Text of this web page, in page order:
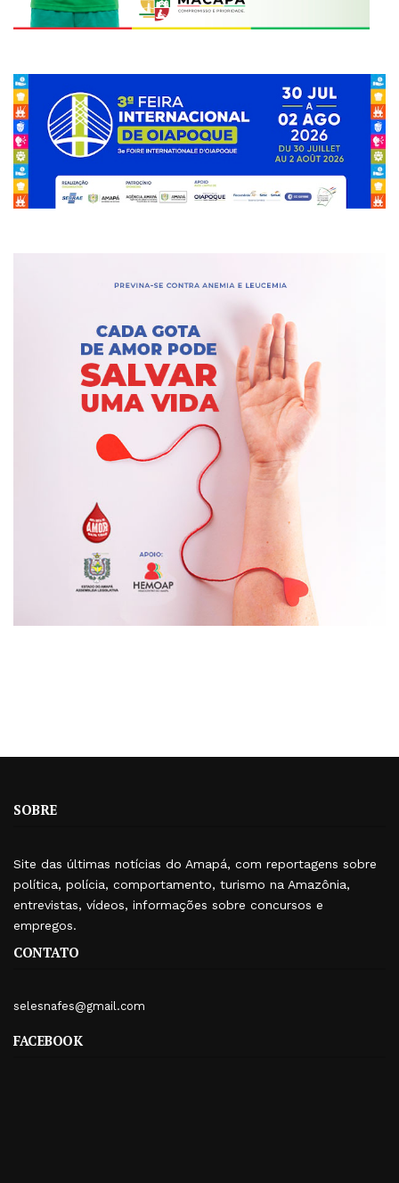
SOBRE
Site das últimas notícias do Amapá, com reportagens sobre
política, polícia, comportamento, turismo na Amazônia,
entrevistas, vídeos, informações sobre concursos e
empregos.
CONTATO
selesnafes@gmail.com
FACEBOOK